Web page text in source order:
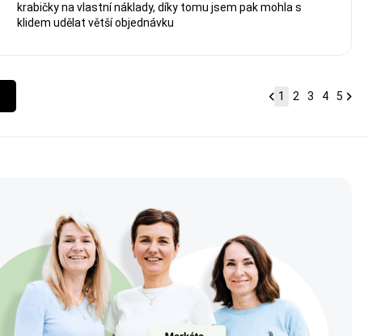
krabičky na vlastní náklady, díky tomu jsem pak mohla s
klidem udělat větší objednávku
1 2 3 4 5